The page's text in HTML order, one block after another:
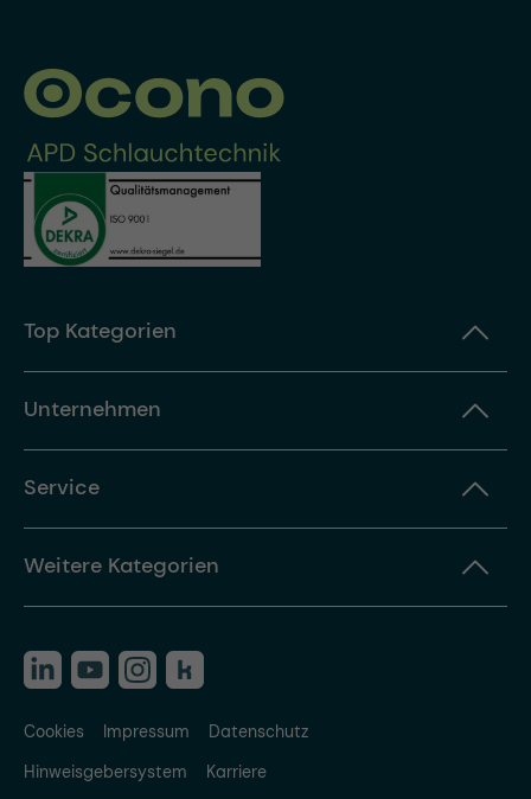
Top Kategorien
Unternehmen
Service
Weitere Kategorien
Cookies Impressum
Datenschutz
Hinweisgebersystem
Karriere